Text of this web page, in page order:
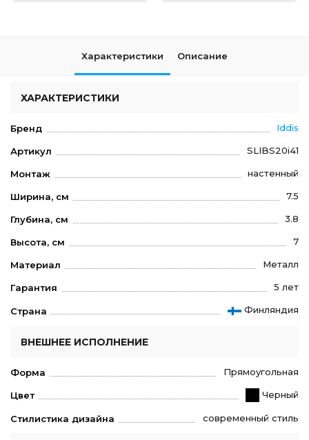
Характеристики Описание
ХАРАКТЕРИСТИКИ
Бренд Iddis
Артикул SLIBS20i41
Монтаж настенный
Ширина, см 7.5
Глубина, см 3.8
Высота, см 7
Материал Металл
Гарантия 5 лет
Страна Финляндия
ВНЕШНЕЕ ИСПОЛНЕНИЕ
Форма Прямоугольная
Цвет Черный
Стилистика дизайна современный стиль